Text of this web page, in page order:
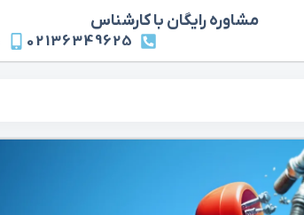
مشاوره رایگان با کارشناس
02136349625